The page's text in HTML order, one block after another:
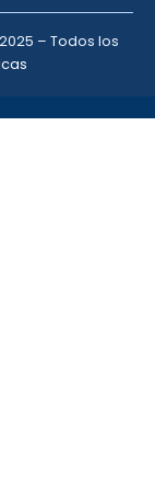
– Todos los